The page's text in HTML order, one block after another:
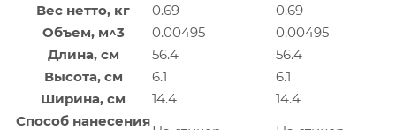
Вес нетто, кг
0.69
0.69
Объем, м^3
0.00495
0.00495
Длина, см
56.4
56.4
Высота, см
6.1
6.1
Ширина, см
14.4
14.4
Способ нанесения